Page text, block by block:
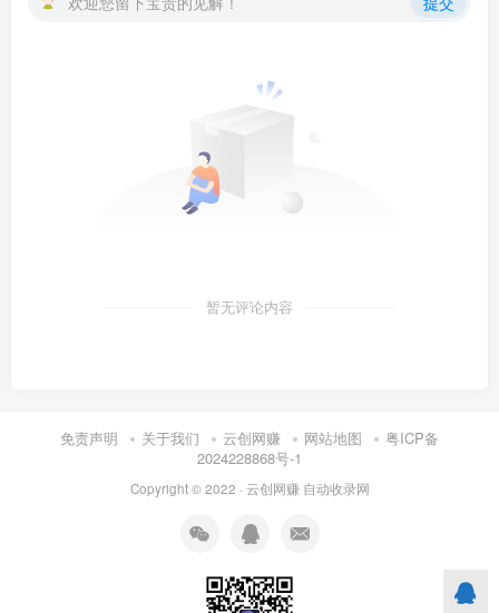
暂无评论内容
免责声明 关于我们 云创网赚 网站地图
粤ICP备
2024228868号-1
Copyright © 2022 · 云创网赚 自动收录网